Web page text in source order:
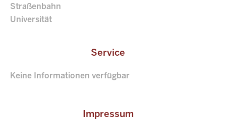
Straßenbahn
Universität
Service
Keine Informationen verfügbar
Impressum